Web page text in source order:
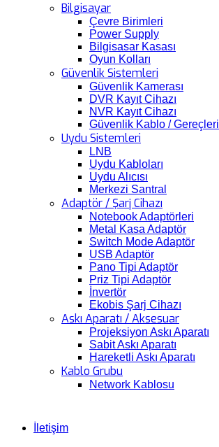
Bilgisayar
Çevre Birimleri
Power Supply
Bilgisasar Kasası
Oyun Kolları
Güvenlik Sistemleri
Güvenlik Kamerası
DVR Kayıt Cihazı
NVR Kayıt Cihazı
Güvenlik Kablo / Gereçleri
Uydu Sistemleri
LNB
Uydu Kabloları
Uydu Alıcısı
Merkezi Santral
Adaptör / Şarj Cihazı
Notebook Adaptörleri
Metal Kasa Adaptör
Switch Mode Adaptör
USB Adaptör
Pano Tipi Adaptör
Priz Tipi Adaptör
İnvertör
Ekobis Şarj Cihazı
Askı Aparatı / Aksesuar
Projeksiyon Askı Aparatı
Sabit Askı Aparatı
Hareketli Askı Aparatı
Kablo Grubu
Network Kablosu
İletişim